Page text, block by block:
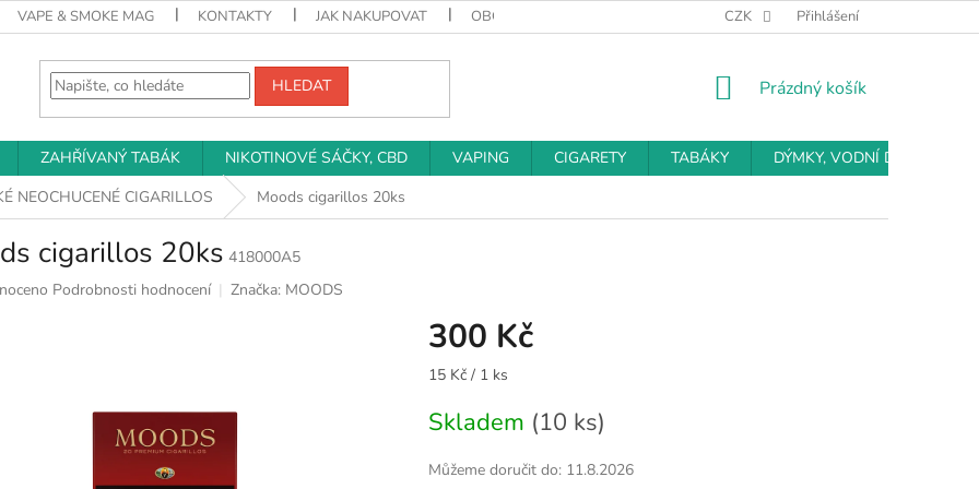
VAPE & SMOKE MAG KONTAKTY JAK NAKUPOVAT OBCHODNÍ PODMÍNKY PODMÍNKY OCHRANY OSOBNÍCH ÚDAJŮ
CZK Přihlášení
HLEDAT
NÁKUPNÍ
Prázdný košík
ZAHŘÍVANÝ TABÁK NIKOTINOVÉ SÁČKY, CBD VAPING CIGARETY TABÁKY
DÝMKY, VODNÍ DÝMKY
NEOCHUCENÉ CIGARILLOS Moods cigarillos 20ks
cigarillos 20ks 418000A5
Podrobnosti hodnocení Značka: MOODS
300 Kč
Měrná
15 Kč / 1 ks
Skladem (10 ks)
Můžeme doručit do: 11.8.2026